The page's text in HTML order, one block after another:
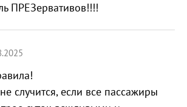
ПРЕЗервативов!!!!
случится, если все пассажиры